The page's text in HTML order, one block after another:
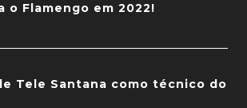
o Flamengo em 2022!
Tele Santana como técnico do